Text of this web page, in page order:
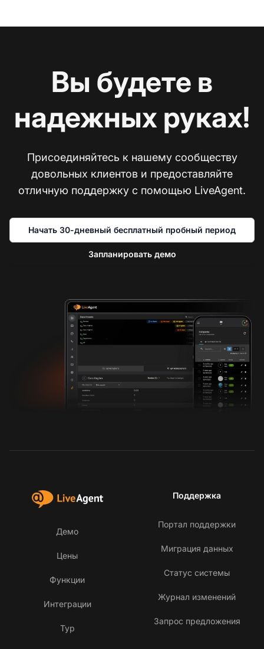
Вы будете в
надежных руках!
Присоединяйтесь к нашему сообществу
довольных клиентов и предоставляйте
отличную поддержку с помощью LiveAgent.
Начать 30-дневный бесплатный пробный период
Запланировать демо
Демо
Цены
Функции
Интеграции
Тур
Поддержка
Портал поддержки
Миграция данных
Статус системы
Журнал изменений
Запрос предложения